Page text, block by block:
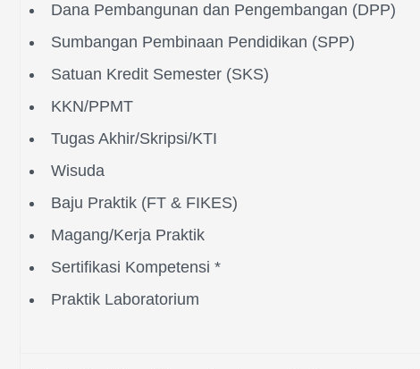
Dana Pembangunan dan Pengembangan (DPP)
Sumbangan Pembinaan Pendidikan (SPP)
Satuan Kredit Semester (SKS)
KKN/PPMT
Tugas Akhir/Skripsi/KTI
Wisuda
Baju Praktik (FT & FIKES)
Magang/Kerja Praktik
Sertifikasi Kompetensi *
Praktik Laboratorium